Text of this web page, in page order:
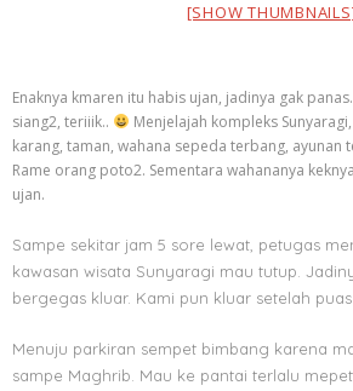
[SHOW
Enaknya kmaren itu habis ujan, jadinya gak
siang2, teriiik..
Menjelajah kompleks
karang, taman, wahana sepeda terbang, ayunan
Rame orang poto2. Sementara wahananya
ujan.
Sampe sekitar jam 5 sore lewat, petugas
kawasan wisata Sunyaragi mau tutup.
bergegas kluar. Kami pun kluar setelah
Menuju parkiran sempet bimbang karena
sampe Maghrib. Mau ke pantai terlalu